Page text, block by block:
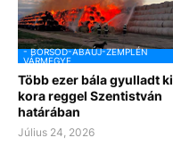
- BORSOD-ABAÚJ-ZEMPLÉN
VÁRMEGYE
Több ezer bála gyulladt ki
kora reggel Szentistván
határában
Július 24, 2026